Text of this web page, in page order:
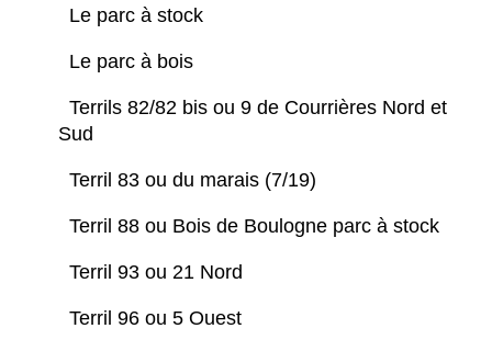
Le parc à stock
Le parc à bois
Terrils 82/82 bis ou 9 de Courrières Nord et
Sud
Terril 83 ou du marais (7/19)
Terril 88 ou Bois de Boulogne parc à stock
Terril 93 ou 21 Nord
Terril 96 ou 5 Ouest